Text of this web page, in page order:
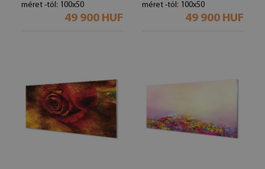
méret -tól: 100x50
49 900 HUF
méret -tól: 100x50
49 900 HUF